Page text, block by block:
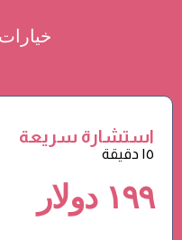
استشارة سريعة
١٥ دقيقة
١٩٩ دولار